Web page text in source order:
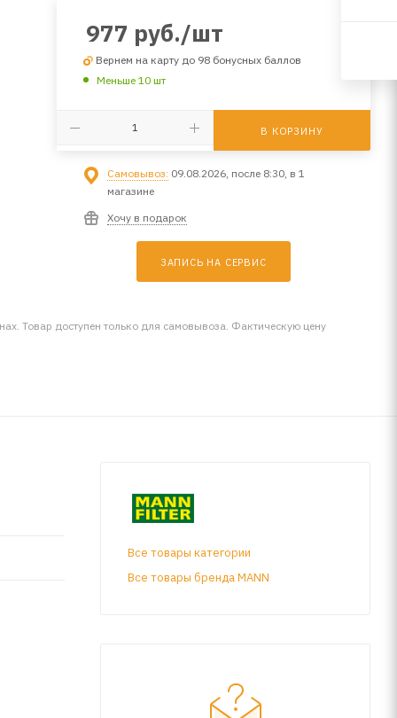
977 руб./шт
Вернем на карту до 98 бонусных баллов
Меньше 10 шт
В КОРЗИНУ
Самовывоз: 09.08.2026, после 8:30, в 1
магазине
Хочу в подарок
ЗАПИСЬ НА СЕРВИС
Товар доступен только для самовывоза. Фактическую цену
Все товары категории
Все товары бренда MANN